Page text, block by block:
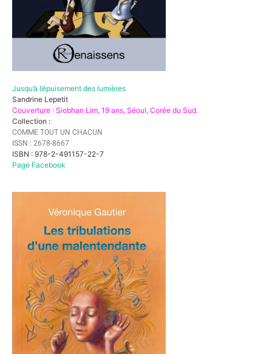
Jusqu’à l’épuisement des lumières
Sandrine Lepetit
Couverture : Siobhan Lim, 19 ans, Séoul, Corée du Sud.
Collection :
COMME TOUT UN CHACUN
ISSN : 2678-8667
ISBN : 978-2-491157-22-7
Page Facebook